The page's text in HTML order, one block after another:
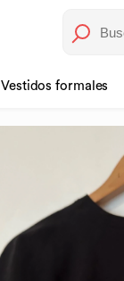
Vestidos formales